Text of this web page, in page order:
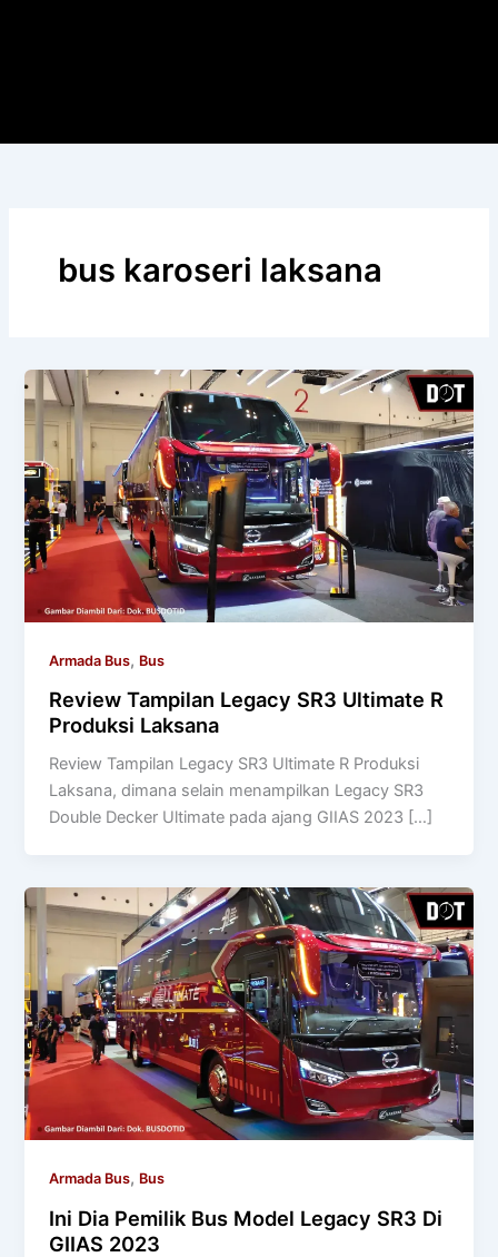
bus karoseri laksana
Armada Bus, Bus
Review Tampilan Legacy SR3 Ultimate R
Produksi Laksana
Review Tampilan Legacy SR3 Ultimate R Produksi
Laksana, dimana selain menampilkan Legacy SR3
Double Decker Ultimate pada ajang GIIAS 2023 […]
Armada Bus, Bus
Ini Dia Pemilik Bus Model Legacy SR3 Di
GIIAS 2023